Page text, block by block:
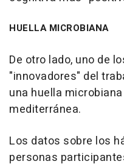
HUELLA MICROBIANA
De otro lado, uno de
"innovadores" del
una huella
mediterránea.
Los datos sobre los
personas